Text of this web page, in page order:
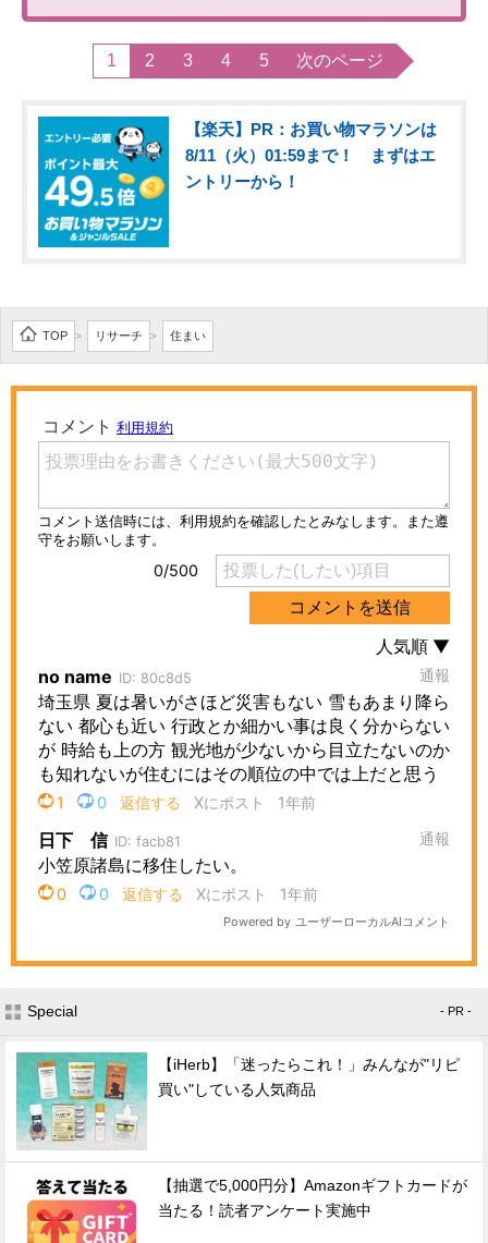
1 2 3 4 5 次のページ
【楽天】PR：お買い物マラソンは
8/11（火）01:59まで！ まずはエ
ントリーから！
TOP > リサーチ > 住まい
Special - PR -
【iHerb】「迷ったらこれ！」みんなが"リピ
買い"している人気商品
【抽選で5,000円分】Amazonギフトカードが
当たる！読者アンケート実施中